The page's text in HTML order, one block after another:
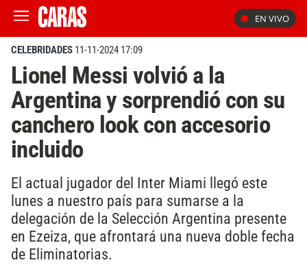
EN VIVO
CELEBRIDADES 11-11-2024 17:09
Lionel Messi volvió a la
Argentina y sorprendió con su
canchero look con accesorio
incluido
El actual jugador del Inter Miami llegó este
lunes a nuestro país para sumarse a la
delegación de la Selección Argentina presente
en Ezeiza, que afrontará una nueva doble fecha
de Eliminatorias.